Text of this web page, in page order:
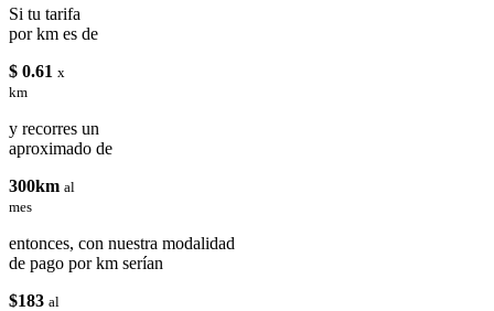
Si tu tarifa
por km es de
$ 0.61 x
km
y recorres un
aproximado de
300km al
mes
entonces, con nuestra modalidad
de pago por km serían
$183 al